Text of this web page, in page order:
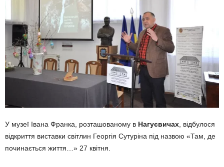
У музеї Івана Франка, розташованому в Нагуєвичах , відбулося
відкриття виставки світлин Георгія Сутуріна під назвою «Там, де
починається життя…» 27 квітня.